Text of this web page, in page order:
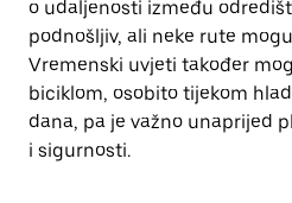
o udaljenosti između
podnošljiv, ali neke rute
Vremenski uvjeti također
biciklom, osobito tijekom
dana, pa je važno unaprijed
i sigurnosti.